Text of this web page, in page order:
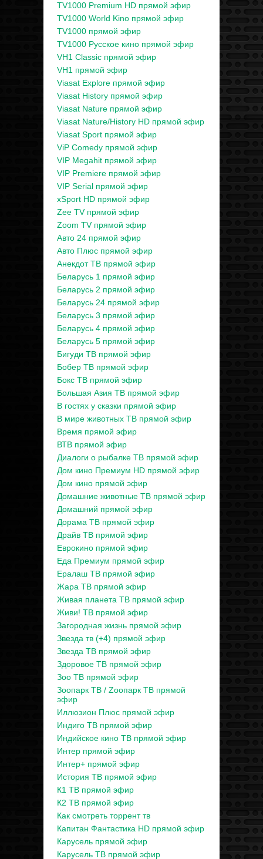
TV1000 Premium HD прямой эфир
TV1000 World Kino прямой эфир
TV1000 прямой эфир
TV1000 Русское кино прямой эфир
VH1 Classic прямой эфир
VH1 прямой эфир
Viasat Explore прямой эфир
Viasat History прямой эфир
Viasat Nature прямой эфир
Viasat Nature/History HD прямой эфир
Viasat Sport прямой эфир
ViP Comedy прямой эфир
VIP Megahit прямой эфир
VIP Premiere прямой эфир
VIP Serial прямой эфир
xSport HD прямой эфир
Zee TV прямой эфир
Zoom TV прямой эфир
Авто 24 прямой эфир
Авто Плюс прямой эфир
Анекдот ТВ прямой эфир
Беларусь 1 прямой эфир
Беларусь 2 прямой эфир
Беларусь 24 прямой эфир
Беларусь 3 прямой эфир
Беларусь 4 прямой эфир
Беларусь 5 прямой эфир
Бигуди ТВ прямой эфир
Бобер ТВ прямой эфир
Бокс ТВ прямой эфир
Большая Азия ТВ прямой эфир
В гостях у сказки прямой эфир
В мире животных ТВ прямой эфир
Время прямой эфир
ВТВ прямой эфир
Диалоги о рыбалке ТВ прямой эфир
Дом кино Премиум HD прямой эфир
Дом кино прямой эфир
Домашние животные ТВ прямой эфир
Домашний прямой эфир
Дорама ТВ прямой эфир
Драйв ТВ прямой эфир
Еврокино прямой эфир
Еда Премиум прямой эфир
Ералаш ТВ прямой эфир
Жара ТВ прямой эфир
Живая планета ТВ прямой эфир
Живи! ТВ прямой эфир
Загородная жизнь прямой эфир
Звезда тв (+4) прямой эфир
Звезда ТВ прямой эфир
Здоровое ТВ прямой эфир
Зоо ТВ прямой эфир
Зоопарк ТВ / Zooпарк ТВ прямой
эфир
Иллюзион Плюс прямой эфир
Индиго ТВ прямой эфир
Индийское кино ТВ прямой эфир
Интер прямой эфир
Интер+ прямой эфир
История ТВ прямой эфир
К1 ТВ прямой эфир
К2 ТВ прямой эфир
Как смотреть торрент тв
Капитан Фантастика HD прямой эфир
Карусель прямой эфир
Карусель ТВ прямой эфир